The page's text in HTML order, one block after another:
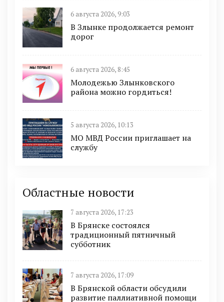
6 августа 2026, 9:03
В Злынке продолжается ремонт
дорог
6 августа 2026, 8:45
Молодежью Злынковского
района можно гордиться!
5 августа 2026, 10:13
МО МВД России приглашает на
службу
Областные новости
7 августа 2026, 17:23
В Брянске состоялся
традиционный пятничный
субботник
7 августа 2026, 17:09
В Брянской области обсудили
развитие паллиативной помощи